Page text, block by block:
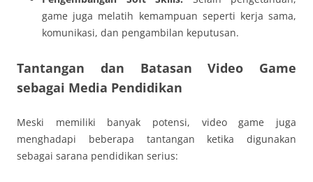
game juga melatih kemampuan seperti kerja sama,
komunikasi, dan pengambilan keputusan.
Tantangan dan Batasan Video Game
sebagai Media Pendidikan
Meski memiliki banyak potensi, video game juga
menghadapi beberapa tantangan ketika digunakan
sebagai sarana pendidikan serius: